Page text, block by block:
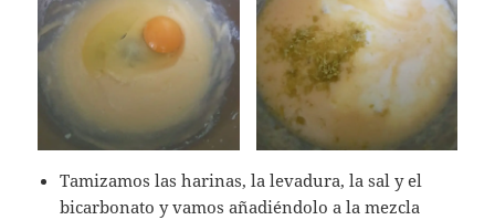
Tamizamos las harinas, la levadura, la sal y el
bicarbonato y vamos añadiéndolo a la mezcla